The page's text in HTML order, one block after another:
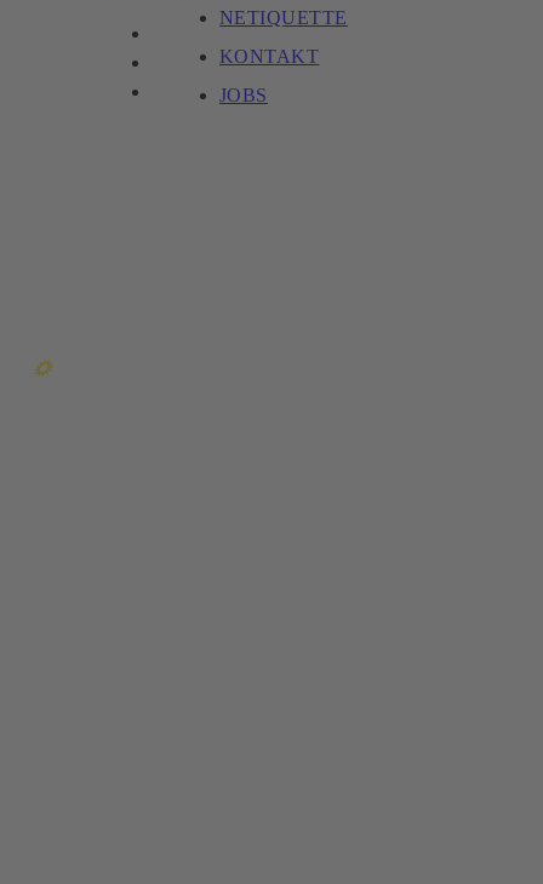
NETIQUETTE
KONTAKT
JOBS